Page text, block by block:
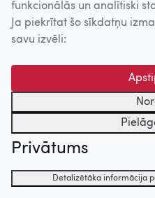
funkcionālās un analītiski
Ja piekrītat šo sīkdatņu
savu izvēli:
Privātums
Detalizētāka informācija